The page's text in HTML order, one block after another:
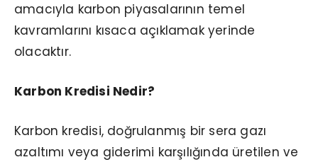
amacıyla karbon piyasalarının temel
kavramlarını kısaca açıklamak yerinde
olacaktır.
Karbon Kredisi Nedir?
Karbon kredisi, doğrulanmış bir sera gazı
azaltımı veya giderimi karşılığında üretilen ve